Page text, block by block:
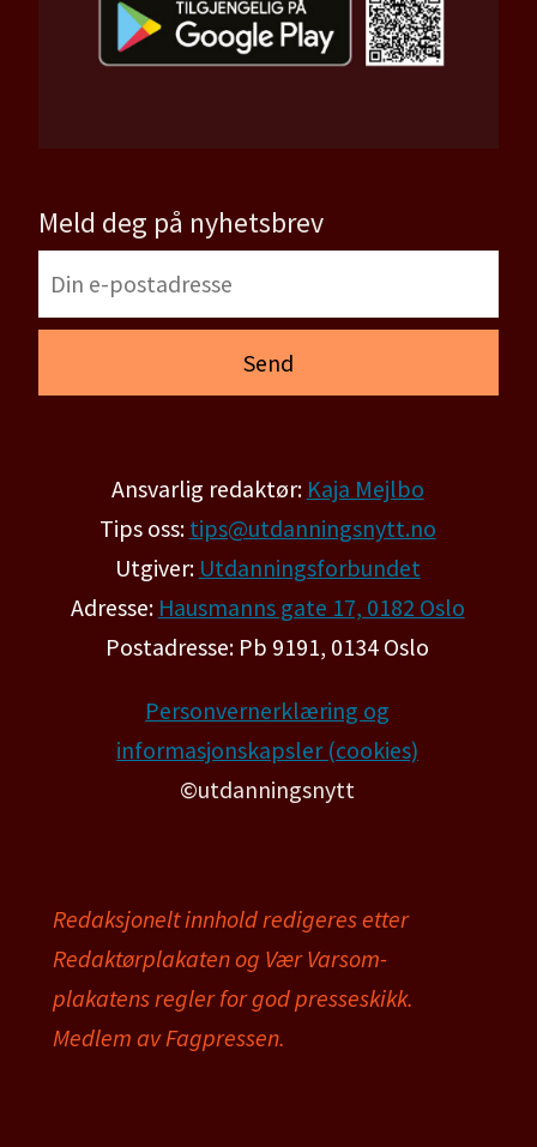
Meld deg på nyhetsbrev
Ansvarlig redaktør: Kaja Mejlbo
Tips oss: tips@utdanningsnytt.no
Utgiver: Utdanningsforbundet
Adresse: Hausmanns gate 17, 0182 Oslo
Postadresse: Pb 9191, 0134 Oslo
Personvernerklæring og
informasjonskapsler (cookies)
©utdanningsnytt
Redaksjonelt innhold redigeres etter
Redaktørplakaten og Vær Varsom-
plakatens regler for god presseskikk.
Medlem av Fagpressen.